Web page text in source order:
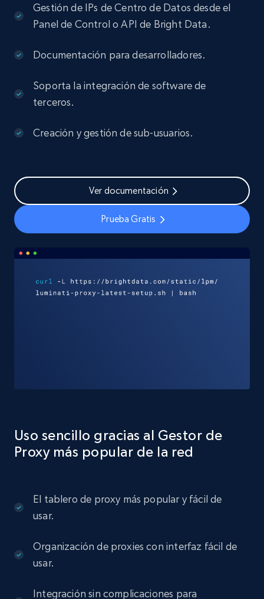
Gestión de IPs de Centro de Datos desde el
Panel de Control o API de Bright Data.
Documentación para desarrolladores.
Soporta la integración de software de
terceros.
Creación y gestión de sub-usuarios.
Ver documentación
Prueba Gratis
Uso sencillo gracias al Gestor de
Proxy más popular de la red
El tablero de proxy más popular y fácil de
usar.
Organización de proxies con interfaz fácil de
usar.
Integración sin complicaciones para